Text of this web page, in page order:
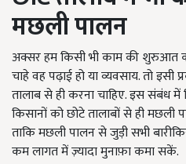
मछली पालन
अक्सर हम किसी भी काम की शुरुआत
चाहे वह पढ़ाई हो या व्यवसाय. तो इसी
तालाब से ही करना चाहिए.इस संबंध में
किसानों को छोटे तालाबों से ही
ताकि मछली पालन से जुड़ी सभी
कम लागत में ज़्यादा मुनाफ़ा कमा सकें.